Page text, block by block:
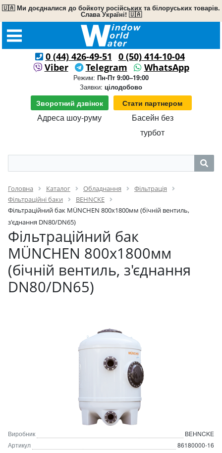
🇺🇦 Ми доєдналися до бойкоту російських та білоруських товарів.
Слава Україні! 🇺🇦
0 (44) 426-49-51
0 (50) 414-10-04
Viber
Telegram WhatsApp
Режим: Пн-Пт 9:00–19:00
Заявки: цілодобово
Зворотний дзвінок Стати партнером
Адреса шоу-руму
Басейн без
турбот
Головна Каталог Обладнання
Фільтрація
Фільтраційні баки
BEHNCKE
Фільтраційний бак MÜNCHEN 800x1800мм (бічній вентиль,
з'єднання DN80/DN65)
Фільтраційний бак
MÜNCHEN 800x1800мм
(бічній вентиль, з'єднання
DN80/DN65)
Виробник
BEHNCKE
Артикул
86180000-16